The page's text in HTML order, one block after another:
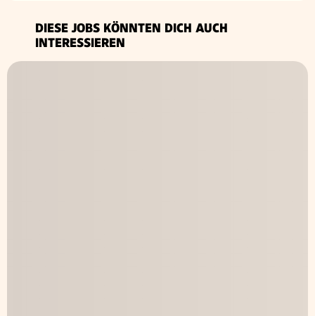
DIESE JOBS KÖNNTEN DICH AUCH
INTERESSIEREN